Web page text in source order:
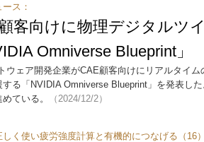
ス：
客向けに物理デジタルツ
Omniverse Blueprint」
ウェア開発企業がCAE顧客向けにリアルタイ
る「NVIDIA Omniverse Blueprint」を発表し
ている。
（2024/12/2）
しく使い疲労強度計算と有機的につなげる（16